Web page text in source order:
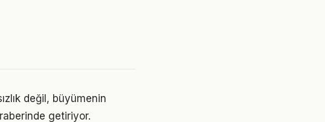
değil, büyümenin
getiriyor.